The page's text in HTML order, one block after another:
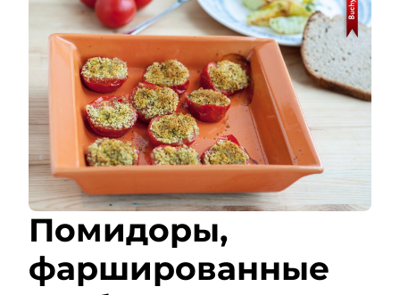
Помидоры,
фаршированные